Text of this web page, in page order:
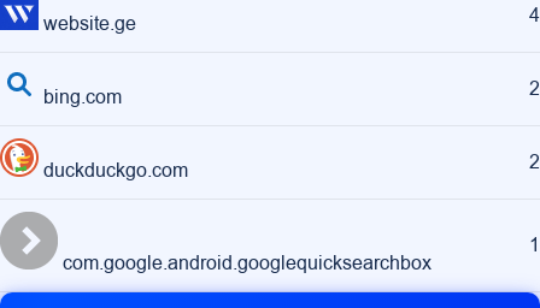
website.ge 4
bing.com 2
duckduckgo.com 2
com.google.android.googlequicksearchbox
1